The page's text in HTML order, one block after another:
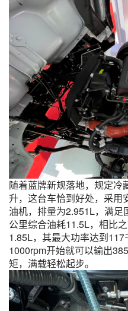
随着蓝牌新规落地，规定冷
升，这台车恰到好处，采
油机，排量为2.951L，满
公里综合油耗11.5L，相比
1.85L，其最大功率达到117
1000rpm开始就可以输出
矩，满载轻松起步。